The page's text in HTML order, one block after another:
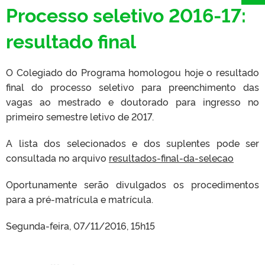
Processo seletivo 2016-17:
resultado final
O Colegiado do Programa homologou hoje o resultado
final do processo seletivo para preenchimento das
vagas ao mestrado e doutorado para ingresso no
primeiro semestre letivo de 2017.
A lista dos selecionados e dos suplentes pode ser
consultada no arquivo resultados-final-da-selecao
Oportunamente serão divulgados os procedimentos
para a pré-matrícula e matrícula.
Segunda-feira, 07/11/2016, 15h15